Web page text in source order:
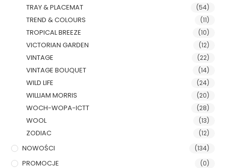
TRAY & PLACEMAT (54)
TREND & COLOURS (11)
TROPICAL BREEZE (10)
VICTORIAN GARDEN (12)
VINTAGE (22)
VINTAGE BOUQUET (14)
WILD LIFE (24)
WILLIAM MORRIS (20)
WOCH-WOPA-ICTT (28)
WOOL (13)
ZODIAC (12)
NOWOŚCI (134)
PROMOCJE (0)